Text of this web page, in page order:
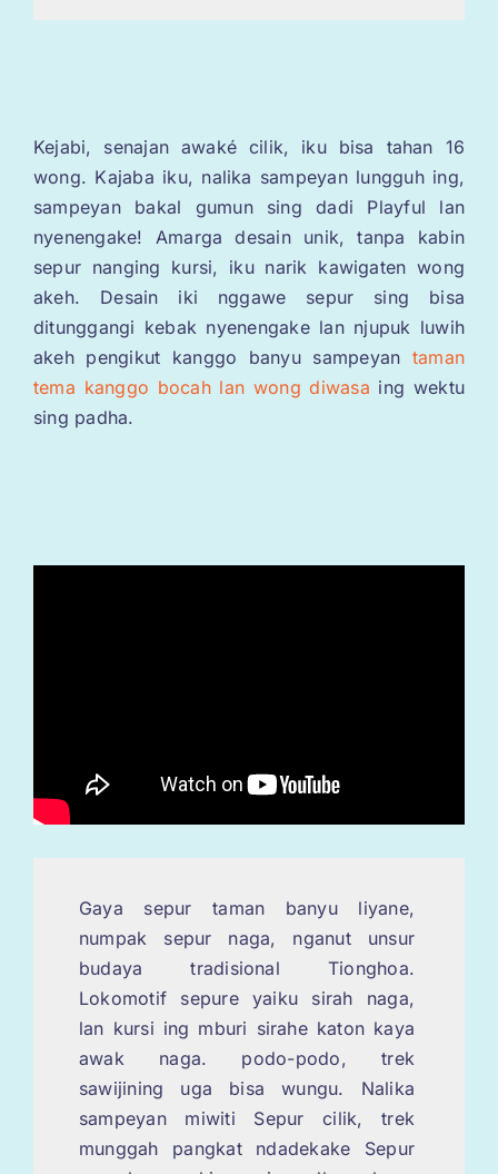
Kejabi, senajan awaké cilik, iku bisa tahan 16
wong. Kajaba iku, nalika sampeyan lungguh ing,
sampeyan bakal gumun sing dadi Playful lan
nyenengake! Amarga desain unik, tanpa kabin
sepur nanging kursi, iku narik kawigaten wong
akeh. Desain iki nggawe sepur sing bisa
ditunggangi kebak nyenengake lan njupuk luwih
akeh pengikut kanggo banyu sampeyan taman
tema kanggo bocah lan wong diwasa ing wektu
sing padha.
Gaya sepur taman banyu liyane,
numpak sepur naga, nganut unsur
budaya tradisional Tionghoa.
Lokomotif sepure yaiku sirah naga,
lan kursi ing mburi sirahe katon kaya
awak naga. podo-podo, trek
sawijining uga bisa wungu. Nalika
sampeyan miwiti Sepur cilik, trek
munggah pangkat ndadekake Sepur